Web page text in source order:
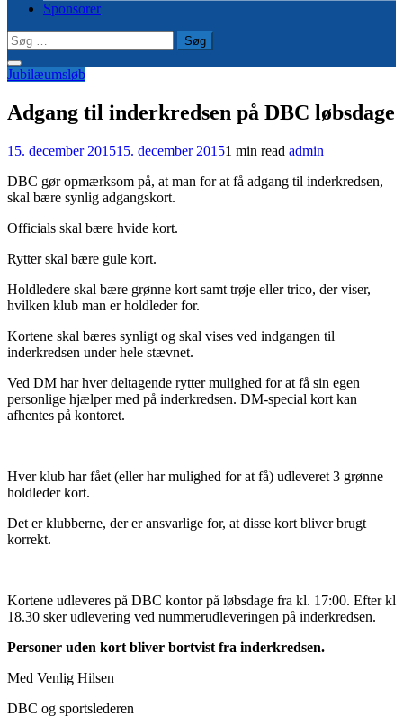
Sponsorer
Søg
efter:
Jubilæumsløb
Adgang til inderkredsen på DBC løbsdage
15. december 201515. december 20151 min read admin
DBC gør opmærksom på, at man for at få adgang til inderkredsen,
skal bære synlig adgangskort.
Officials skal bære hvide kort.
Rytter skal bære gule kort.
Holdledere skal bære grønne kort samt trøje eller trico, der viser,
hvilken klub man er holdleder for.
Kortene skal bæres synligt og skal vises ved indgangen til
inderkredsen under hele stævnet.
Ved DM har hver deltagende rytter mulighed for at få sin egen
personlige hjælper med på inderkredsen. DM-special kort kan
afhentes på kontoret.
Hver klub har fået (eller har mulighed for at få) udleveret 3 grønne
holdleder kort.
Det er klubberne, der er ansvarlige for, at disse kort bliver brugt
korrekt.
Kortene udleveres på DBC kontor på løbsdage fra kl. 17:00. Efter kl
18.30 sker udlevering ved nummerudleveringen på inderkredsen.
Personer uden kort bliver bortvist fra inderkredsen.
Med Venlig Hilsen
DBC og sportslederen